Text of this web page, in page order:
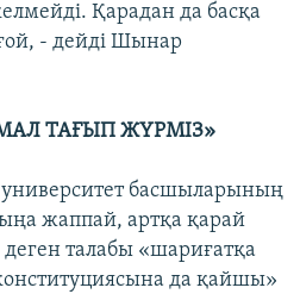
Қарадан да басқа
- дейді Шынар
ТАҒЫП ЖҮРМІЗ»
басшыларының
жаппай, артқа қарай
деген талабы «шариғатқа
да қайшы»